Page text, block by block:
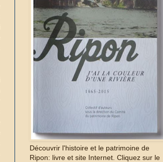
Découvrir l'histoire et le patrimoine de
Ripon: livre et site Internet. Cliquez sur le